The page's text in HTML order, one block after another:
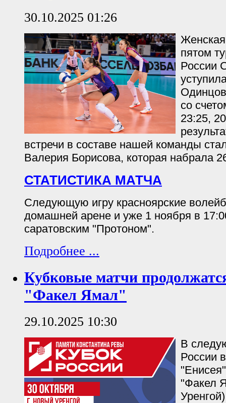
30.10.2025 01:26
пятом
России
со
23:25,
встречи в составе нашей команды
Валерия Борисова, которая набрала
СТАТИСТИКА МАТЧА
Следующую игру красноярские
домашней арене и уже 1 ноября в
саратовским "Протоном".
Подробнее ...
Кубковые матчи
"Факел Ямал"
29.10.2025 10:30
В
России
"Факел